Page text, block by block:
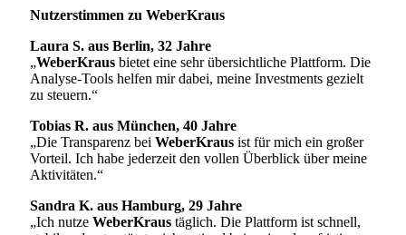
Nutzerstimmen zu WeberKraus
Laura S. aus Berlin, 32 Jahre
„WeberKraus bietet eine sehr übersichtliche Plattform. Die
Analyse-Tools helfen mir dabei, meine Investments gezielt
zu steuern.“
Tobias R. aus München, 40 Jahre
„Die Transparenz bei WeberKraus ist für mich ein großer
Vorteil. Ich habe jederzeit den vollen Überblick über meine
Aktivitäten.“
Sandra K. aus Hamburg, 29 Jahre
„Ich nutze WeberKraus täglich. Die Plattform ist schnell,